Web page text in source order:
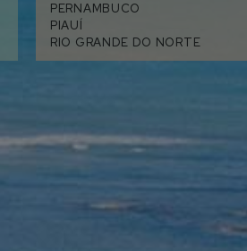
PERNAMBUCO
PIAUÍ
RIO GRANDE DO NORTE